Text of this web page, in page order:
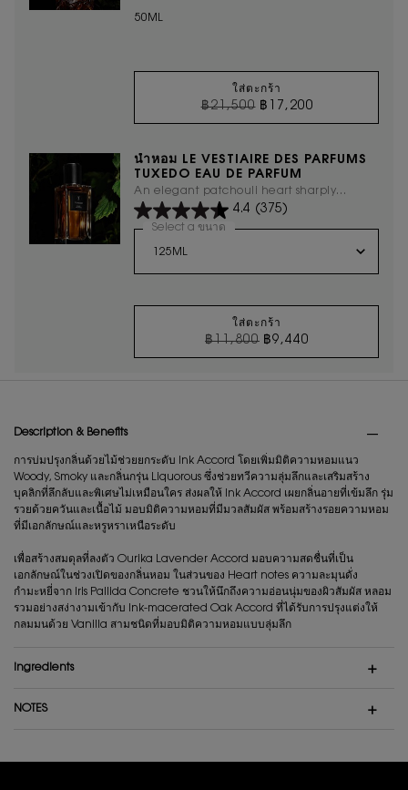
50ML
ใส่ตะกร้า
ราคาเก่า
฿21,500
ราคาใหม่ ฿17,200
น้ำหอม LE VESTIAIRE
น้ำหอม LE VESTIAIRE DES PARFUMS
TUXEDO EAU DE PARFUM
An elegant patchouli heart sharply
tailored, reveals its earthy, smoky, woody
power.
4.4 (375)
Select a ขนาด for น้ำหอม LE VESTIAIRE DES
ใส่ตะกร้า
ราคาเก่า
฿11,800
ราคาใหม่ ฿9,440
น้ำหอม LE VESTIAIRE
Description & Benefits
การบ่มปรุงกลิ่นด้วยไม้ช่วยยกระดับ Ink Accord โดยเพิ่มมิติความหอมแนว
Woody, Smoky และกลิ่นกรุ่น Liquorous ซึ่งช่วยทวีความลุ่มลึกและเสริมสร้าง
บุคลิกที่ลึกลับและพิเศษไม่เหมือนใคร ส่งผลให้ Ink Accord เผยกลิ่นอายที่เข้มลึก รุ่ม
รวยด้วยควันและเนื้อไม้ มอบมิติความหอมที่มีมวลสัมผัส พร้อมสร้างรอยความหอม
ที่มีเอกลักษณ์และหรูหราเหนือระดับ
เพื่อสร้างสมดุลที่ลงตัว Ourika Lavender Accord มอบความสดชื่นที่เป็น
เอกลักษณ์ในช่วงเปิดของกลิ่นหอม ในส่วนของ Heart notes ความละมุนดั่ง
กำมะหยี่จาก Iris Pallida Concrete ชวนให้นึกถึงความอ่อนนุ่มของผิวสัมผัส หลอม
รวมอย่างสง่างามเข้ากับ Ink-macerated Oak Accord ที่ได้รับการปรุงแต่งให้
กลมมนด้วย Vanilla สามชนิดที่มอบมิติความหอมแบบลุ่มลึก
ingredients
NOTES